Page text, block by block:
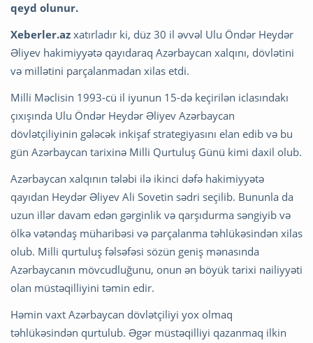
qeyd olunur.
Xeberler.az xatırladır ki, düz 30 il əvvəl Ulu Öndər Heydər
Əliyev hakimiyyətə qayıdaraq Azərbaycan xalqını, dövlətini
və millətini parçalanmadan xilas etdi.
Milli Məclisin 1993-cü il iyunun 15-də keçirilən iclasındakı
çıxışında Ulu Öndər Heydər Əliyev Azərbaycan
dövlətçiliyinin gələcək inkişaf strategiyasını elan edib və bu
gün Azərbaycan tarixinə Milli Qurtuluş Günü kimi daxil olub.
Azərbaycan xalqının tələbi ilə ikinci dəfə hakimiyyətə
qayıdan Heydər Əliyev Ali Sovetin sədri seçilib. Bununla da
uzun illər davam edən gərginlik və qarşıdurma səngiyib və
ölkə vətəndaş müharibəsi və parçalanma təhlükəsindən xilas
olub. Milli qurtuluş fəlsəfəsi sözün geniş mənasında
Azərbaycanın mövcudluğunu, onun ən böyük tarixi nailiyyəti
olan müstəqilliyini təmin edir.
Həmin vaxt Azərbaycan dövlətçiliyi yox olmaq
təhlükəsindən qurtulub. Əgər müstəqilliyi qazanmaq ilkin